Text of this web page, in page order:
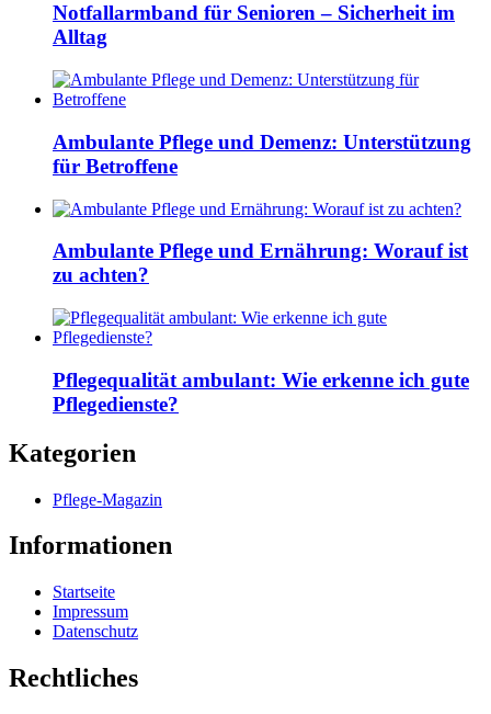
Notfallarmband für Senioren – Sicherheit im
Alltag
Ambulante Pflege und Demenz: Unterstützung
für Betroffene
Ambulante Pflege und Ernährung: Worauf ist
zu achten?
Pflegequalität ambulant: Wie erkenne ich gute
Pflegedienste?
Kategorien
Pflege-Magazin
Informationen
Startseite
Impressum
Datenschutz
Rechtliches